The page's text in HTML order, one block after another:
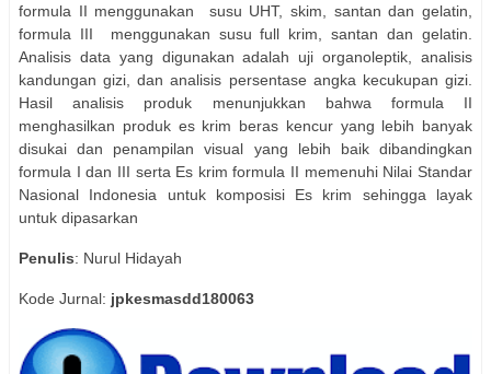
formula II menggunakan
susu UHT, skim, santan dan gelatin,
formula III
menggunakan susu full krim, santan dan gelatin.
Analisis data yang digunakan adalah uji organoleptik, analisis
kandungan gizi, dan analisis persentase angka kecukupan gizi.
Hasil analisis produk menunjukkan bahwa formula II
menghasilkan produk es krim beras kencur yang lebih banyak
disukai dan penampilan visual yang lebih baik dibandingkan
formula I dan III serta Es krim formula II memenuhi Nilai Standar
Nasional Indonesia untuk komposisi Es krim sehingga layak
untuk dipasarkan
Penulis: Nurul Hidayah
Kode Jurnal: jpkesmasdd180063